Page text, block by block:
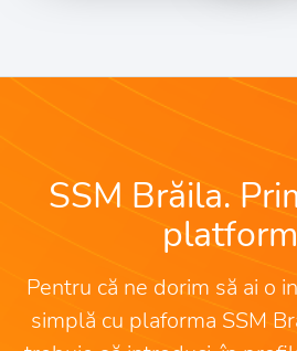
SSM Brăila.
Pentru că ne dorim să ai o
simplă cu plaforma SSM